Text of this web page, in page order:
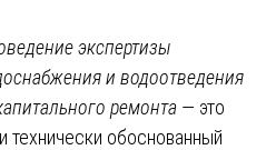
экспертизы
и водоотведения
ремонта — это
технически обоснованный